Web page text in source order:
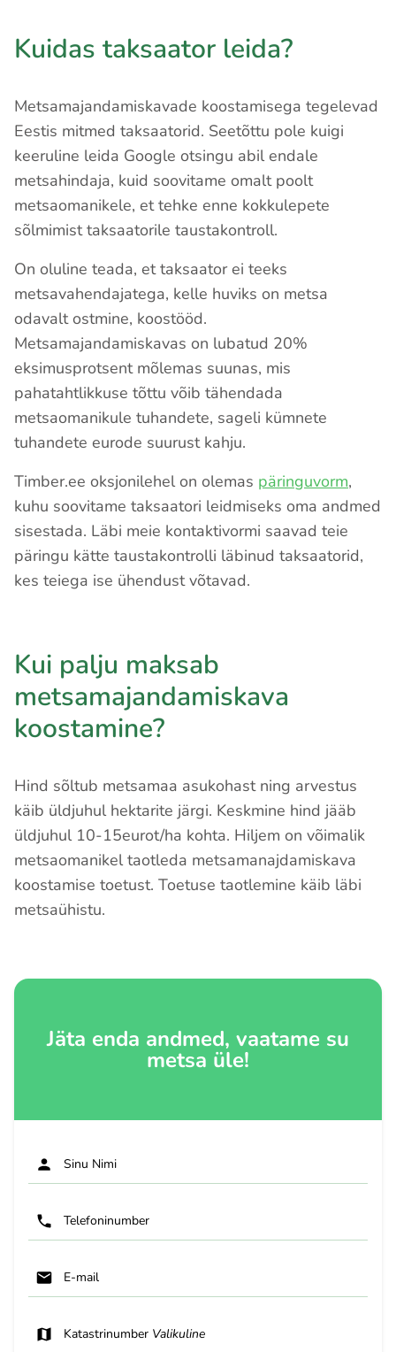
Kuidas taksaator leida?
Metsamajandamiskavade koostamisega tegelevad
Eestis mitmed taksaatorid. Seetõttu pole kuigi
keeruline leida Google otsingu abil endale
metsahindaja, kuid soovitame omalt poolt
metsaomanikele, et tehke enne kokkulepete
sõlmimist taksaatorile taustakontroll.
On oluline teada, et taksaator ei teeks
metsavahendajatega, kelle huviks on metsa
odavalt ostmine, koostööd.
Metsamajandamiskavas on lubatud 20%
eksimusprotsent mõlemas suunas, mis
pahatahtlikkuse tõttu võib tähendada
metsaomanikule tuhandete, sageli kümnete
tuhandete eurode suurust kahju.
Timber.ee oksjonilehel on olemas päringuvorm,
kuhu soovitame taksaatori leidmiseks oma andmed
sisestada. Läbi meie kontaktivormi saavad teie
päringu kätte taustakontrolli läbinud taksaatorid,
kes teiega ise ühendust võtavad.
Kui palju maksab
metsamajandamiskava
koostamine?
Hind sõltub metsamaa asukohast ning arvestus
käib üldjuhul hektarite järgi. Keskmine hind jääb
üldjuhul 10-15eurot/ha kohta. Hiljem on võimalik
metsaomanikel taotleda metsamanajdamiskava
koostamise toetust. Toetuse taotlemine käib läbi
metsaühistu.
Jäta enda andmed, vaatame su
metsa üle!
Sinu Nimi
Telefoninumber
E-mail
Katastrinumber Valikuline